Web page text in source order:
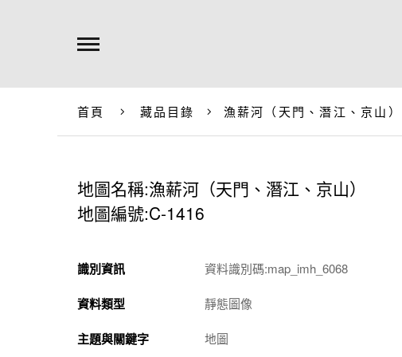
首頁 藏品目錄 漁薪河（天門、潛江、京山）
地圖名稱:漁薪河（天門、潛江、京山）
地圖編號:C-1416
識別資訊 資料識別碼:map_imh_6068
資料類型 靜態圖像
主題與關鍵字 地圖